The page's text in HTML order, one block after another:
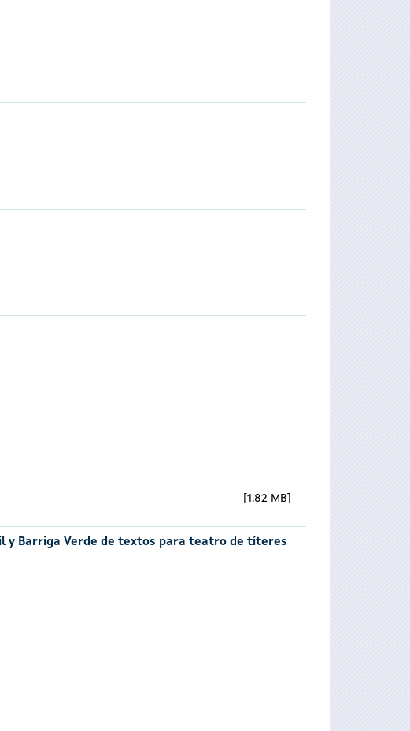
1.82 MB
y Barriga Verde de textos para teatro de títeres